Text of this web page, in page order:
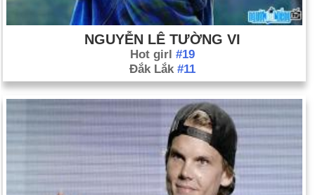
NGUYỄN LÊ TƯỜNG VI
Hot girl #19
Đắk Lắk #11